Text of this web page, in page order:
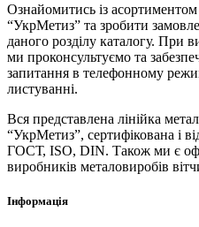
Ознайомитись із
“УкрМетиз” та зробити
даного розділу каталогу. При
ми проконсультуємо та
запитання в телефонному
листуванні.
Вся представлена ​​лінійка
“УкрМетиз”, сертифікована і
ГОСТ, ISO, DIN. Також ми є
виробників металовиробів
Інформація